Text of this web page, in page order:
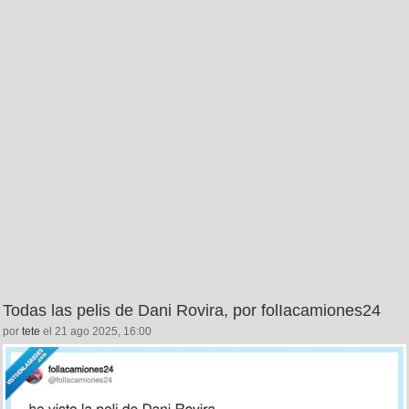
Todas las pelis de Dani Rovira, por folIacamiones24
por tete el 21 ago 2025, 16:00